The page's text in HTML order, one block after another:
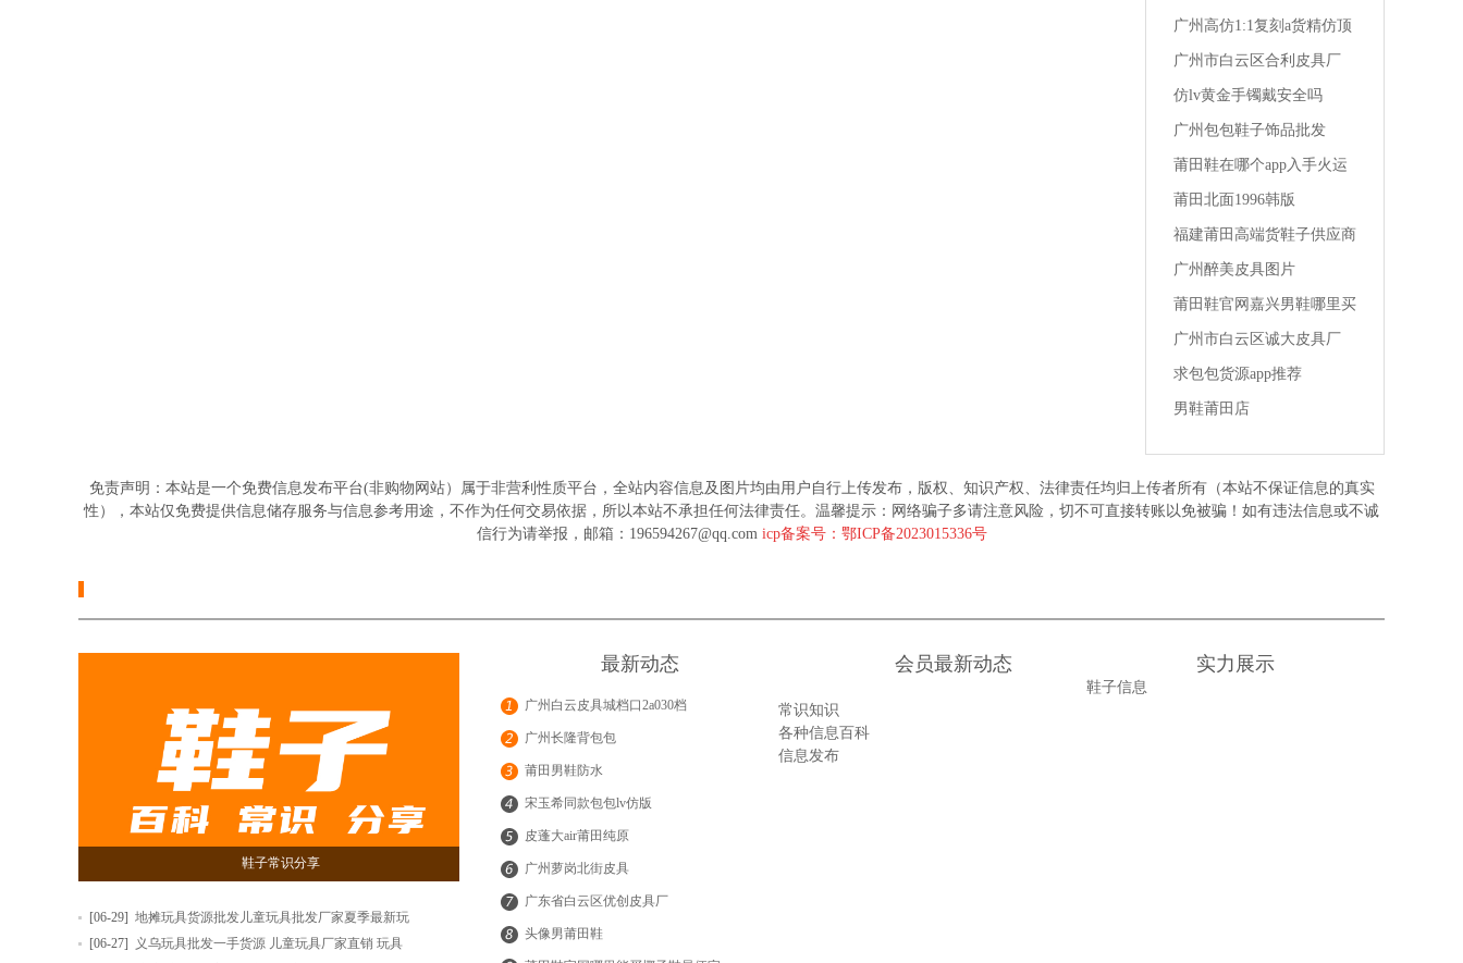
1a货精仿夏季男装 t恤潮流
广州高仿1:1复刻a货精仿顶
级一比一成都lv男装专卖店
广州市白云区合利皮具厂
仿lv黄金手镯戴安全吗
广州包包鞋子饰品批发
莆田鞋在哪个app入手火运
动鞋男
莆田北面1996韩版
福建莆田高端货鞋子供应商
女生买1千多的鞋
广州醉美皮具图片
莆田鞋官网嘉兴男鞋哪里买
便宜的
广州市白云区诚大皮具厂
求包包货源app推荐
男鞋莆田店
免责声明：本站是一个免费信息发布平台(非购物网站）属于非营利性质平台，全站内容信息及图片均由用户自行上传发布，版权、知识产权、法律责任均归上传者所有（本站不保证信息的真实
性），本站仅免费提供信息储存服务与信息参考用途，不作为任何交易依据，所以本站不承担任何法律责任。温馨提示：网络骗子多请注意风险，切不可直接转账以免被骗！如有违法信息或不诚
信行为请举报，邮箱：196594267@qq.com icp备案号：鄂ICP备2023015336号
鞋子常识分享
[06-29] 地摊玩具货源批发儿童玩具批发厂家夏季最新玩
[06-27]
义乌玩具批发一手货源 儿童玩具厂家直销 玩具
最新动态
广州白云皮具城档口2a030档
广州长隆背包包
莆田男鞋防水
宋玉希同款包包lv仿版
皮蓬大air莆田纯原
广州萝岗北街皮具
广东省白云区优创皮具厂
头像男莆田鞋
会员最新动态 实力展示
鞋子信息
常识知识
各种信息百科
信息发布